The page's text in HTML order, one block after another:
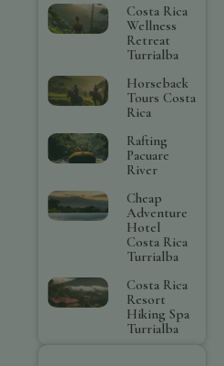
Costa Rica
Wellness
Retreat
Turrialba
Horseback
Tours Costa
Rica
Rafting
Pacuare
River
Cheap
Adventure
Hotel
Costa Rica
Turrialba
Costa Rica
Resort
Hiking Spa
Turrialba